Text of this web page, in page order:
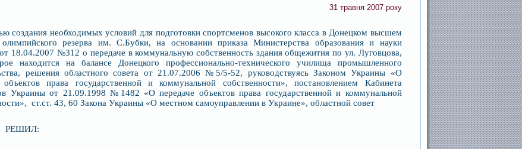
31 травня 2007 року
создания необходимых условий для подготовки спортсменов высокого класса в Донецком высшем
резерва им. С.Бубки, на основании приказа Министерства образования и науки
18.04.2007 №312 о передаче в коммунальную собственность здания общежития по ул. Луговцова,
находится на балансе Донецкого профессионально-технического училища промышленного
решения областного совета от 21.07.2006 №5/5-52, руководствуясь Законом Украины «О
объектов права государственной и коммунальной собственности», постановлением Кабинета
Украины от 21.09.1998 №1482 «О передаче объектов права государственной и коммунальной
ст.ст. 43, 60 Закона Украины «О местном самоуправлении в Украине», областной совет